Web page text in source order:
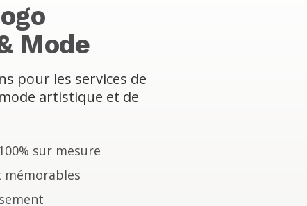
Mode
pour les services de
artistique et de
sur mesure
mémorables